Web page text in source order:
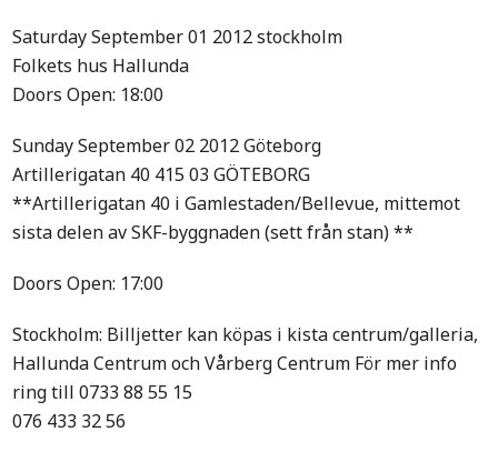
Saturday September 01 2012 stockholm
Folkets hus Hallunda
Doors Open: 18:00
Sunday September 02 2012 Göteborg
Artillerigatan 40 415 03 GÖTEBORG
**Artillerigatan 40 i Gamlestaden/Bellevue, mittemot
sista delen av SKF-byggnaden (sett från stan) **
Doors Open: 17:00
Stockholm: Billjetter kan köpas i kista centrum/galleria,
Hallunda Centrum och Vårberg Centrum För mer info
ring till 0733 88 55 15
076 433 32 56